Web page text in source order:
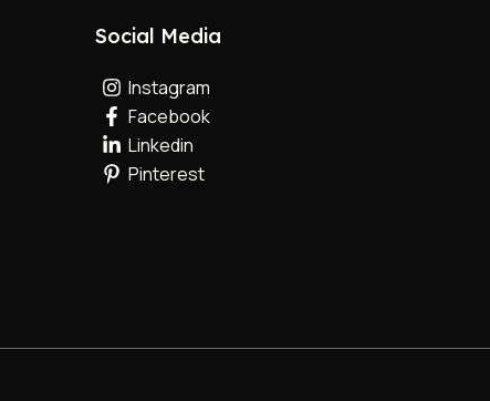
Social Media
Instagram
Facebook
Linkedin
Pinterest